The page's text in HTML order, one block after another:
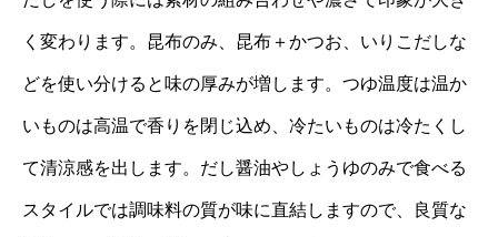
く変わります。昆布のみ、昆布＋かつお、いりこだしな
どを使い分けると味の厚みが増します。つゆ温度は温か
いものは高温で香りを閉じ込め、冷たいものは冷たくし
て清涼感を出します。だし醤油やしょうゆのみで食べる
スタイルでは調味料の質が味に直結しますので、良質な